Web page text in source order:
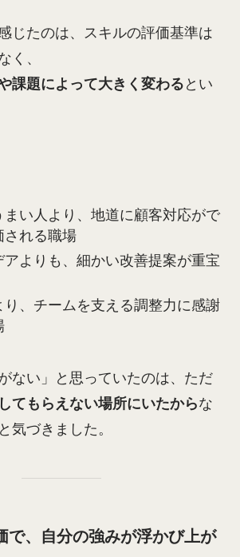
じたのは、スキルの評価基準は
く、
課題によって大きく変わる とい
まい人より、地道に顧客対応がで
される職場
アよりも、細かい改善提案が重宝
り、チームを支える調整力に感謝
ない」と思っていたのは、ただ
てもらえない場所にいたからな
気づきました。
で、自分の強みが浮かび上が